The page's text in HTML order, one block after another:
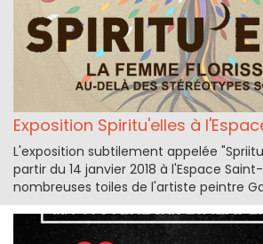
Exposition Spiritu'elles à
L'exposition subtilement appelée
partir du 14 janvier 2018 à l'Espace
nombreuses toiles de l'artiste peintre